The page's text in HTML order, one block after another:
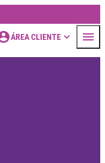
ÁREA CLIENTE